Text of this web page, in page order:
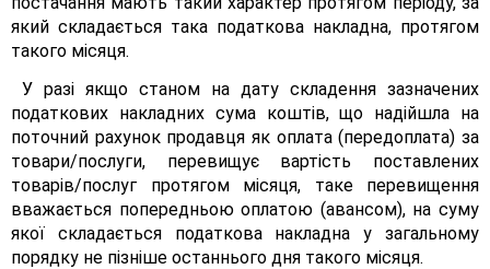
який складається така податкова накладна, протягом
такого місяця.
У разі якщо станом на дату складення зазначених
податкових накладних сума коштів, що надійшла на
поточний рахунок продавця як оплата (передоплата) за
товари/послуги, перевищує вартість поставлених
товарів/послуг протягом місяця, таке перевищення
вважається попередньою оплатою (авансом), на суму
якої складається податкова накладна у загальному
порядку не пізніше останнього дня такого місяця.